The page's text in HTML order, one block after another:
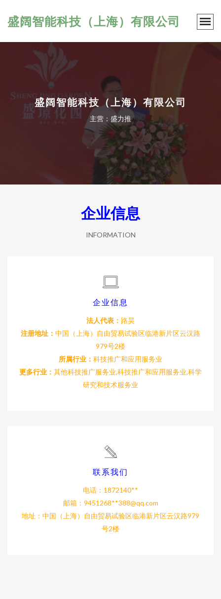
盛阔智能科技（上海）有限公司
盛阔智能科技（上海）有限公司
主营：盛力推
企业信息
INFORMATION
企业信息
法人代表： 路昊
注册地址： 中国（上海）自由贸易试验区临港新片区云汉路
979号2楼
所属行业： 科技推广和应用服务业
更多行业： 其他科技推广服务业,科技推广和应用服务业,科学
研究和技术服务业
联系我们
电话：1872140**
邮箱：9451268**388@qq.com
地址：中国（上海）自由贸易试验区临港新片区云汉路979
号2楼